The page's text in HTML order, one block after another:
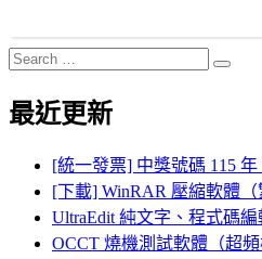
Search
for:
Search
最近更新
[統一發票] 中獎號碼 115 年
[下載] WinRAR 壓縮軟體（
UltraEdit 純文字、程式碼
OCCT 燒機測試軟體（超頻